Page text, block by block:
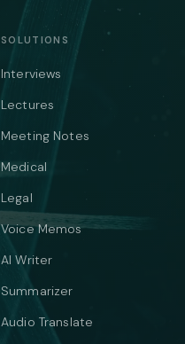
SOLUTIONS
Interviews
Lectures
Meeting Notes
Medical
Legal
Voice Memos
AI Writer
Summarizer
Audio Translate